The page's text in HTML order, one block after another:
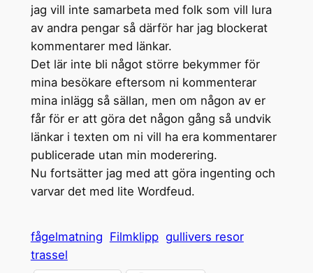
jag vill inte samarbeta med folk som vill lura
av andra pengar så därför har jag blockerat
kommentarer med länkar.
Det lär inte bli något större bekymmer för
mina besökare eftersom ni kommenterar
mina inlägg så sällan, men om någon av er
får för er att göra det någon gång så undvik
länkar i texten om ni vill ha era kommentarer
publicerade utan min moderering.
Nu fortsätter jag med att göra ingenting och
varvar det med lite Wordfeud.
fågelmatning Filmklipp gullivers resor
trassel